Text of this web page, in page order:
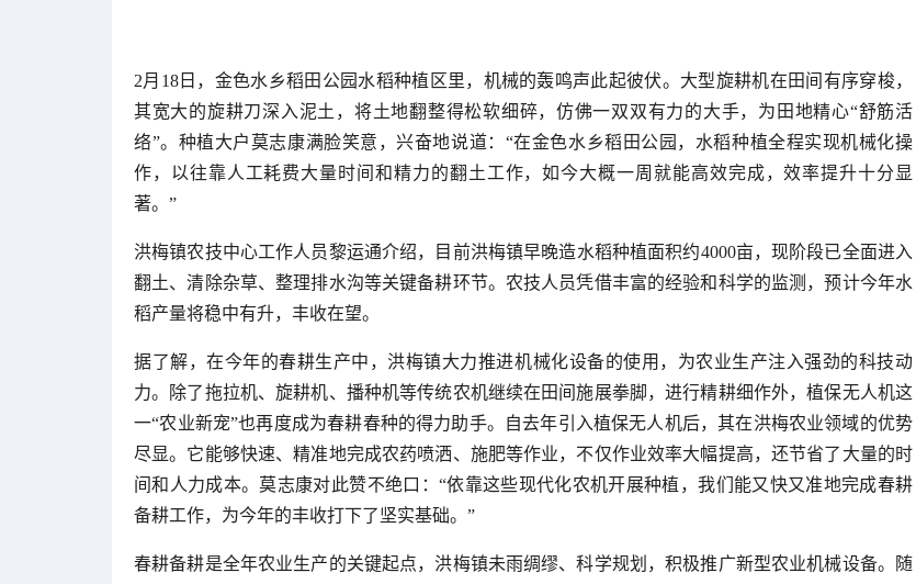
2月18日，金色水乡稻田公园水稻种植区里，机械的轰鸣声此起彼伏。大型旋耕机在田间有序穿梭，
其宽大的旋耕刀深入泥土，将土地翻整得松软细碎，仿佛一双双有力的大手，为田地精心“舒筋活
络”。种植大户莫志康满脸笑意，兴奋地说道：“在金色水乡稻田公园，水稻种植全程实现机械化操
作，以往靠人工耗费大量时间和精力的翻土工作，如今大概一周就能高效完成，效率提升十分显
著。”
洪梅镇农技中心工作人员黎运通介绍，目前洪梅镇早晚造水稻种植面积约4000亩，现阶段已全面进入
翻土、清除杂草、整理排水沟等关键备耕环节。农技人员凭借丰富的经验和科学的监测，预计今年水
稻产量将稳中有升，丰收在望。
据了解，在今年的春耕生产中，洪梅镇大力推进机械化设备的使用，为农业生产注入强劲的科技动
力。除了拖拉机、旋耕机、播种机等传统农机继续在田间施展拳脚，进行精耕细作外，植保无人机这
一“农业新宠”也再度成为春耕春种的得力助手。自去年引入植保无人机后，其在洪梅农业领域的优势
尽显。它能够快速、精准地完成农药喷洒、施肥等作业，不仅作业效率大幅提高，还节省了大量的时
间和人力成本。莫志康对此赞不绝口：“依靠这些现代化农机开展种植，我们能又快又准地完成春耕
备耕工作，为今年的丰收打下了坚实基础。”
春耕备耕是全年农业生产的关键起点，洪梅镇未雨绸缪、科学规划，积极推广新型农业机械设备。随